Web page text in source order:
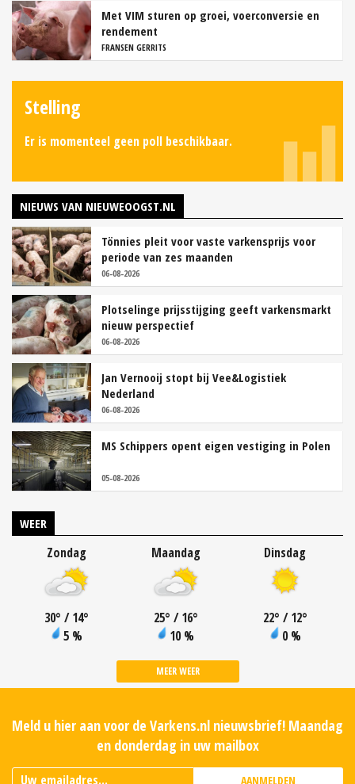
Met VIM sturen op groei, voerconversie en
rendement
FRANSEN GERRITS
Stelling
Er is momenteel geen poll beschikbaar.
NIEUWS VAN NIEUWEOOGST.NL
Tönnies pleit voor vaste varkensprijs voor
periode van zes maanden
06-08-2026
Plotselinge prijsstijging geeft varkensmarkt
nieuw perspectief
06-08-2026
Jan Vernooij stopt bij Vee&Logistiek
Nederland
06-08-2026
MS Schippers opent eigen vestiging in Polen
05-08-2026
WEER
Zondag
30° / 14°
5 %
Maandag
25° / 16°
10 %
Dinsdag
22° / 12°
0 %
MEER WEER
Meld u hier aan voor de Varkens.nl nieuwsbrief! Maandag
en donderdag in uw mailbox
AANMELDEN